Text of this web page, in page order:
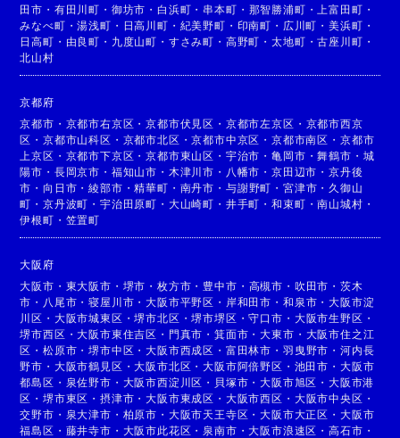
田市 ・ 有田川町 ・ 御坊市 ・ 白浜町 ・ 串本町 ・ 那智勝浦町 ・ 上富田町 ・
みなべ町 ・湯浅町 ・ 日高川町 ・ 紀美野町 ・ 印南町 ・ 広川町 ・美浜町 ・
日高町 ・ 由良町 ・ 九度山町 ・ すさみ町 ・ 高野町 ・太地町 ・古座川町 ・
北山村
京都府
京都市 ・ 京都市右京区 ・京都市伏見区 ・ 京都市左京区 ・ 京都市西京
区 ・京都市山科区 ・ 京都市北区 ・京都市中京区 ・京都市南区 ・ 京都市
上京区 ・ 京都市下京区 ・京都市東山区 ・ 宇治市 ・亀岡市 ・舞鶴市 ・ 城
陽市 ・ 長岡京市 ・ 福知山市 ・ 木津川市 ・ 八幡市 ・京田辺市 ・京丹後
市 ・向日市 ・綾部市 ・精華町 ・ 南丹市 ・ 与謝野町 ・ 宮津市 ・ 久御山
町 ・京丹波町 ・宇治田原町 ・ 大山崎町 ・ 井手町 ・和束町 ・南山城村 ・
伊根町 ・ 笠置町
大阪府
大阪市 ・ 東大阪市 ・ 堺市 ・枚方市 ・ 豊中市 ・ 高槻市 ・ 吹田市 ・ 茨木
市 ・ 八尾市 ・寝屋川市 ・大阪市平野区 ・ 岸和田市 ・ 和泉市 ・大阪市淀
川区 ・ 大阪市城東区 ・堺市北区 ・堺市堺区 ・守口市 ・ 大阪市生野区 ・
堺市西区 ・大阪市東住吉区 ・ 門真市 ・箕面市 ・大東市 ・ 大阪市住之江
区 ・松原市 ・堺市中区 ・大阪市西成区 ・ 富田林市 ・ 羽曳野市 ・ 河内長
野市 ・ 大阪市鶴見区 ・大阪市北区 ・大阪市阿倍野区 ・ 池田市 ・ 大阪市
都島区 ・ 泉佐野市 ・ 大阪市西淀川区 ・ 貝塚市 ・大阪市旭区 ・大阪市港
区 ・堺市東区 ・摂津市 ・大阪市東成区 ・ 大阪市西区 ・ 大阪市中央区 ・
交野市 ・ 泉大津市 ・ 柏原市 ・ 大阪市天王寺区 ・大阪市大正区 ・ 大阪市
福島区 ・ 藤井寺市 ・ 大阪市此花区 ・ 泉南市 ・大阪市浪速区 ・高石市 ・